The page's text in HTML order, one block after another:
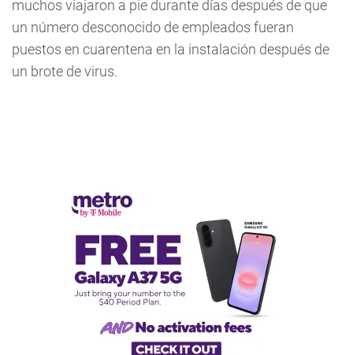
muchos viajaron a pie durante días después de que
un número desconocido de empleados fueran
puestos en cuarentena en la instalación después de
un brote de virus.